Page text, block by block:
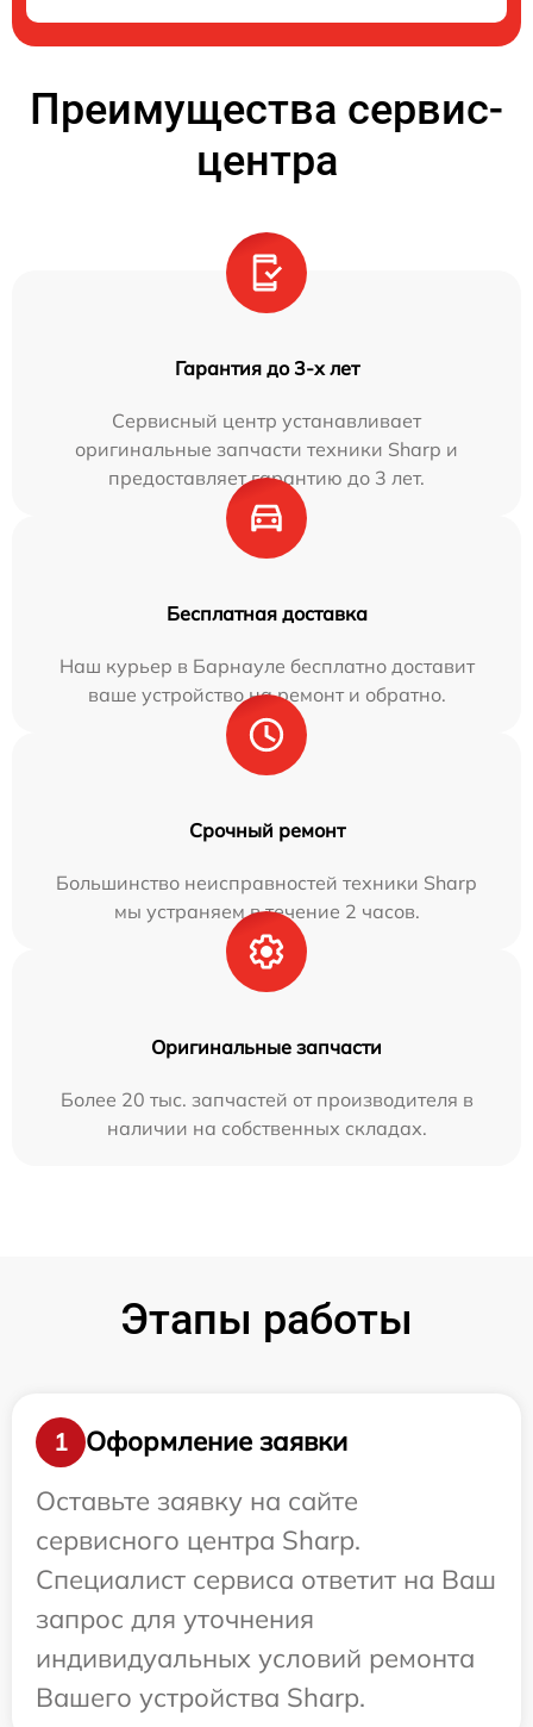
Преимущества сервис-
центра
Гарантия до 3-х лет
Сервисный центр устанавливает
оригинальные запчасти техники Sharp и
предоставляет гарантию до 3 лет.
Бесплатная доставка
Наш курьер в Барнауле бесплатно доставит
ваше устройство на ремонт и обратно.
Срочный ремонт
Большинство неисправностей техники Sharp
мы устраняем в течение 2 часов.
Оригинальные запчасти
Более 20 тыс. запчастей от производителя в
наличии на собственных складах.
Этапы работы
1
Оформление заявки
Оставьте заявку на сайте
сервисного центра Sharp.
Специалист сервиса ответит на Ваш
запрос для уточнения
индивидуальных условий ремонта
Вашего устройства Sharp.